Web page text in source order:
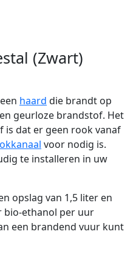
(Zwart)
haard die brandt op
geurloze brandstof. Het
is dat er geen rook vanaf
voor nodig is.
te installeren in uw
opslag van 1,5 liter en
bio-ethanol per uur
een brandend vuur kunt